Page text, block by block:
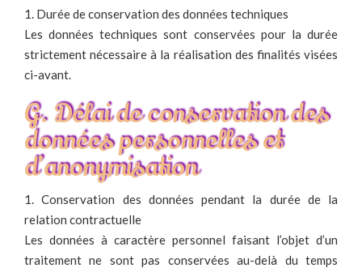
1. Durée de conservation des données techniques
Les données techniques sont conservées pour la durée
strictement nécessaire à la réalisation des finalités visées
ci-avant.
G. Délai de conservation des
données personnelles et
d’anonymisation
1. Conservation des données pendant la durée de la
relation contractuelle
Les données à caractère personnel faisant l’objet d’un
traitement ne sont pas conservées au-delà du temps